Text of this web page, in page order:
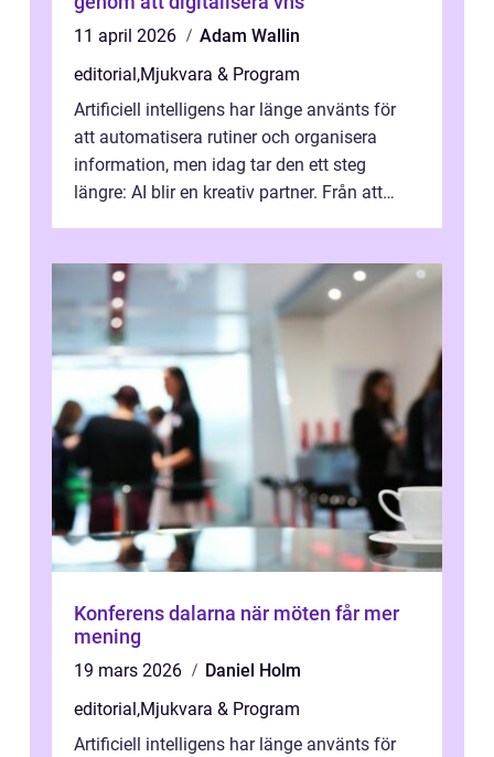
11 april 2026
Adam Wallin
editorial,Mjukvara & Program
Artificiell intelligens har länge använts för
att automatisera rutiner och organisera
information, men idag tar den ett steg
längre: AI blir en kreativ partner. Från att
Konferens dalarna när möten får mer
mening
19 mars 2026
Daniel Holm
editorial,Mjukvara & Program
Artificiell intelligens har länge använts för